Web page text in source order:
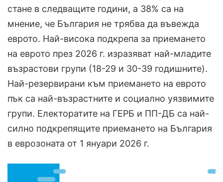
стане в следващите години, а 38% са на
мнение, че България не трябва да въвежда
еврото. Най-висока подкрепа за приемането
на еврото през 2026 г. изразяват най-младите
възрастови групи (18-29 и 30-39 годишните).
Най-резервирани към приемането на еврото
пък са най-възрастните и социално уязвимите
групи. Електоратите на ГЕРБ и ПП-ДБ са най-
силно подкрепящите приемането на България
в еврозоната от 1 януари 2026 г.